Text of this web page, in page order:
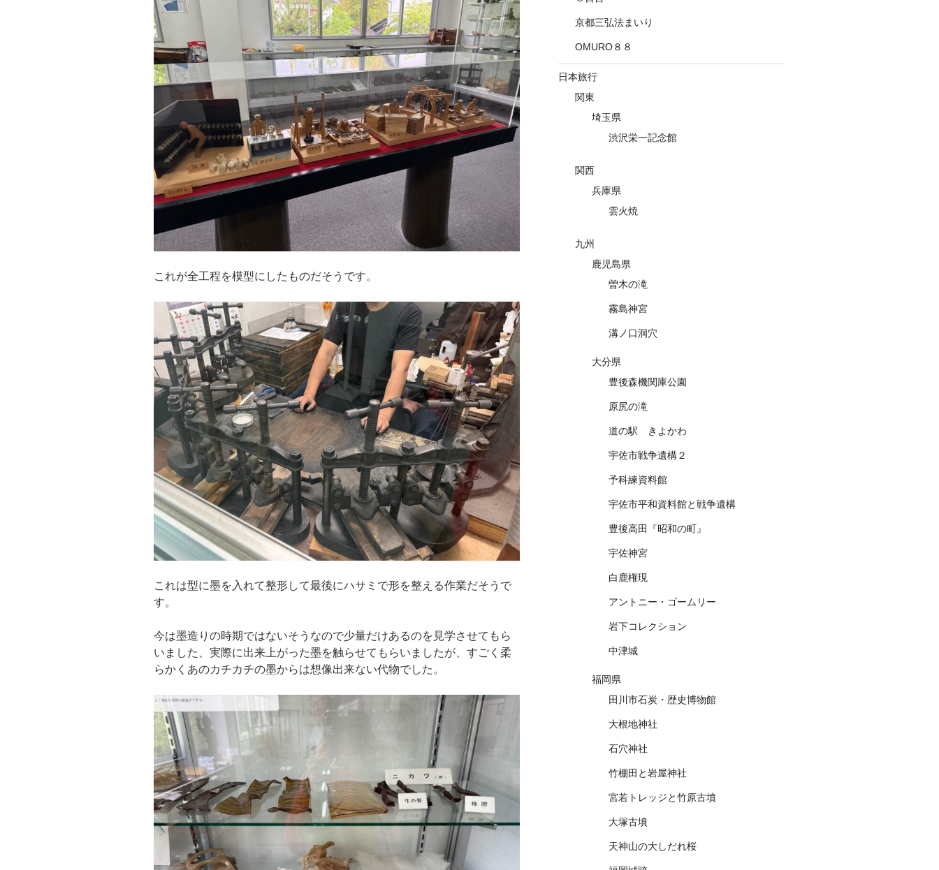
これが全工程を模型にしたものだそうです。
これは型に墨を入れて整形して最後にハサミで形を整える作業だそうで
す。
今は墨造りの時期ではないそうなので少量だけあるのを見学させてもら
いました、実際に出来上がった墨を触らせてもらいましたが、すごく柔
らかくあのカチカチの墨からは想像出来ない代物でした。
京都三弘法まいり
OMURO８８
日本旅行
関東
埼玉県
渋沢栄一記念館
関西
兵庫県
雲火焼
九州
鹿児島県
曽木の滝
霧島神宮
溝ノ口洞穴
大分県
豊後森機関庫公園
原尻の滝
道の駅 きよかわ
宇佐市戦争遺構２
予科練資料館
宇佐市平和資料館と戦争遺構
豊後高田『昭和の町』
宇佐神宮
白鹿権現
アントニー・ゴームリー
岩下コレクション
中津城
福岡県
田川市石炭・歴史博物館
大根地神社
石穴神社
竹棚田と岩屋神社
宮若トレッジと竹原古墳
大塚古墳
天神山の大しだれ桜